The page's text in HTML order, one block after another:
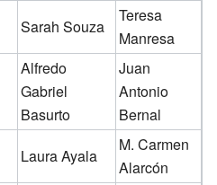
Sarah Souza
Teresa
Manresa
Alfredo
Gabriel
Basurto
Juan
Antonio
Bernal
Laura Ayala
M. Carmen
Alarcón